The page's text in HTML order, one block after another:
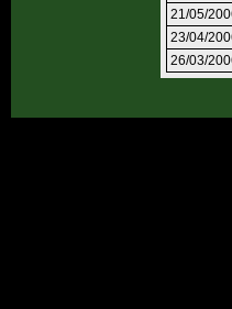
21/05/
23/04/
26/03/